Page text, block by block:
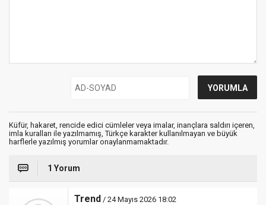
Küfür, hakaret, rencide edici cümleler veya imalar, inançlara saldırı içeren,
imla kuralları ile yazılmamış, Türkçe karakter kullanılmayan ve büyük
harflerle yazılmış yorumlar onaylanmamaktadır.
1 Yorum
Trend / 24 Mayıs 2026 18:02